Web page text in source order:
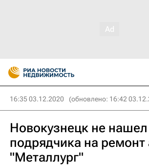
16:35 03.12.2020 (обновлено: 16:42
Новокузнецк не нашел
подрядчика на
"Металлург"